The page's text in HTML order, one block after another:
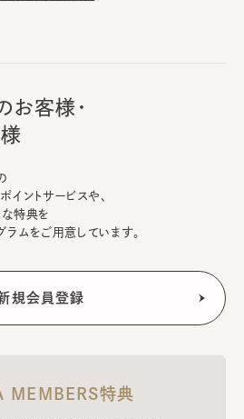
お客様・
イントサービスや、
な特典を
ムをご用意しています。
MEMBERS特典